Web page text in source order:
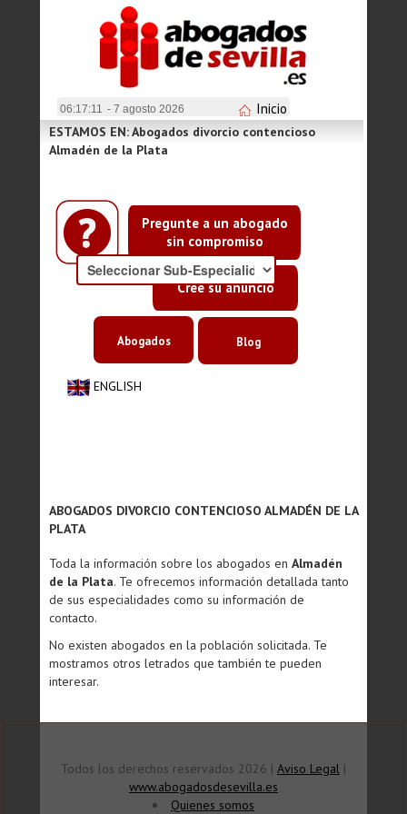
06:17:11 - 7 agosto 2026 Inicio
Pregunte a un abogado
sin compromiso
Cree su anuncio
ESTAMOS EN: Abogados divorcio contencioso
Almadén de la Plata
ENGLISH
Abogados Blog
ABOGADOS DIVORCIO CONTENCIOSO ALMADÉN DE LA
PLATA
Toda la información sobre los abogados en Almadén
de la Plata. Te ofrecemos información detallada tanto
de sus especialidades como su información de
contacto.
No existen abogados en la población solicitada. Te
mostramos otros letrados que también te pueden
interesar.
Todos los derechos reservados 2026 | Aviso Legal |
www.abogadosdesevilla.es
Quienes somos